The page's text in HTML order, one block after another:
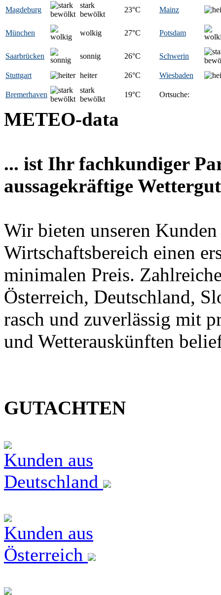
Magdeburg
stark
bewölkt
23°C Mainz
München wolkig 27°C Potsdam
Saarbrücken sonnig 26°C Schwerin
Stuttgart heiter 26°C Wiesbaden
Bremerhaven
stark
bewölkt
19°C Ortsuche:
METEO-data
... ist Ihr fachkundiger
aussagekräftige
Wir bieten unseren
Wirtschaftsbereich einen
minimalen Preis.
Österreich, Deutschland,
rasch und zuverlässig mit
und Wetterauskünften
GUTACHTEN
Kunden aus
Deutschland
Kunden aus
Österreich